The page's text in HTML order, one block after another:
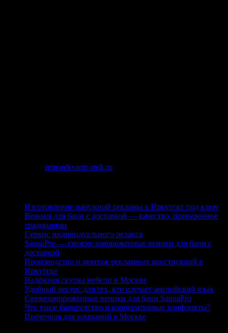
remontkvartir-msk.ru
Изготовление наружной рекламы в Иркутске под ключ
Веники для бани с доставкой — качество, проверенное
традициями
Сервис индивидуального релакса
SaunaPro — свежие замороженные веники для бани с
доставкой
Производство и монтаж рекламных конструкций в
Иркутске
Надёжная скупка мебели в Москве
Удобный ресурс для тех, кто изучает английский язык
Свежезамороженные веники для бани SaunaPro
Что такое банкротство и корпоративные конфликты?
Прачечная для компаний в Москве